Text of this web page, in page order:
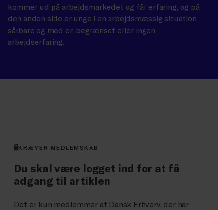
kommer ud på arbejdsmarkedet og får erfaring, og på
den anden side er unge i en arbejdsmæssig situation
sårbare og med en begrænset eller ingen
arbejdserfaring.
KRÆVER MEDLEMSKAB
Du skal være logget ind for at få
adgang til artiklen
Det er kun medlemmer af Dansk Erhverv, der har